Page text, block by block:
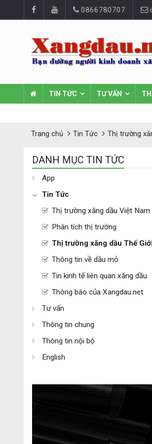
0866780707
TIN TỨC TƯ VẤN
Trang chủ Tin Tức Thị trường
DANH MỤC TIN TỨC
App
Tin Tức
Thị trường xăng dầu Việt Nam
Phân tích thị trường
Thị trường xăng dầu Thế
Thông tin về dầu mỏ
Tin kinh tế liên quan xăng dầu
Thông báo của Xangdau.net
Tư vấn
Thông tin chung
Thông tin nội bộ
English